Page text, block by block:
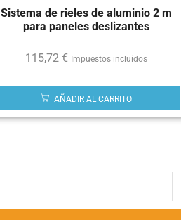
Sistema de rieles de aluminio 2 m
para paneles deslizantes
115,72€ Impuestos incluidos
AÑADIR AL CARRITO